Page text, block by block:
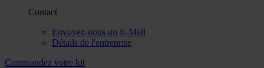
Contact
Envoyez-nous un E-Mail
Détails de l'entreprise
Commandez votre kit